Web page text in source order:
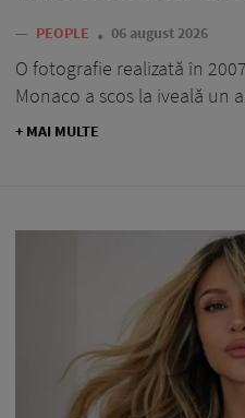
— PEOPLE 06 august 2026
O fotografie realizată în
Monaco a scos la iveală un
+ MAI MULTE